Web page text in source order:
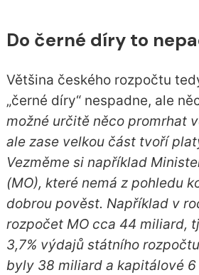
Do černé díry to
Většina českého rozpočtu
„černé díry“ nespadne, ale
možné určitě něco promrhat
ale zase velkou část tvoří
Vezměme si například
(MO), které nemá z pohledu
dobrou pověst. Například v
rozpočet MO cca 44 miliard, tj.
3,7% výdajů státního
byly 38 miliard a kapitálové